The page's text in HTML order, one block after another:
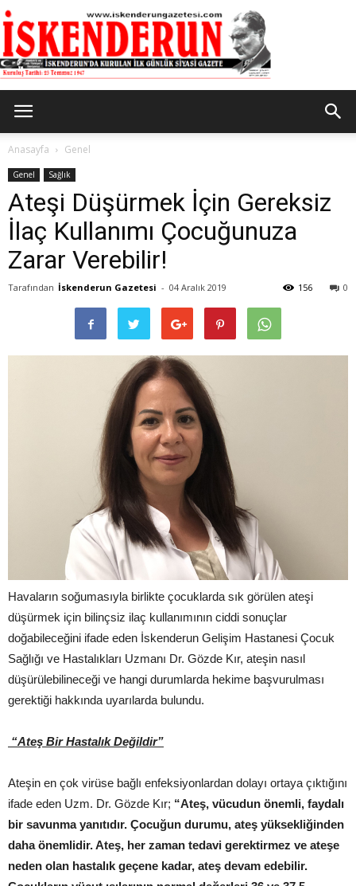
Gazetesi
Anasayfa Genel
Genel Sağlık
Ateşi Düşürmek İçin Gereksiz
İlaç Kullanımı Çocuğunuza
Zarar Verebilir!
Tarafından İskenderun Gazetesi - 04 Aralık 2019 0
156
Havaların soğumasıyla birlikte çocuklarda sık görülen ateşi
düşürmek için bilinçsiz ilaç kullanımının ciddi sonuçlar
doğabileceğini ifade eden İskenderun Gelişim Hastanesi Çocuk
Sağlığı ve Hastalıkları Uzmanı Dr. Gözde Kır, ateşin nasıl
düşürülebilineceği ve hangi durumlarda hekime başvurulması
gerektiği hakkında uyarılarda bulundu.
“Ateş Bir Hastalık Değildir”
Ateşin en çok virüse bağlı enfeksiyonlardan dolayı ortaya çıktığını
ifade eden Uzm. Dr. Gözde Kır; “Ateş, vücudun önemli, faydalı
bir savunma yanıtıdır. Çocuğun durumu, ateş yüksekliğinden
daha önemlidir. Ateş, her zaman tedavi gerektirmez ve ateşe
neden olan hastalık geçene kadar, ateş devam edebilir.